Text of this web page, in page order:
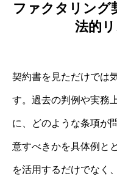
ファクタリング
法的
契約書を見ただけでは
す。過去の判例や実務
に、どのような条項が
意すべきかを具体例と
を活用するだけでなく